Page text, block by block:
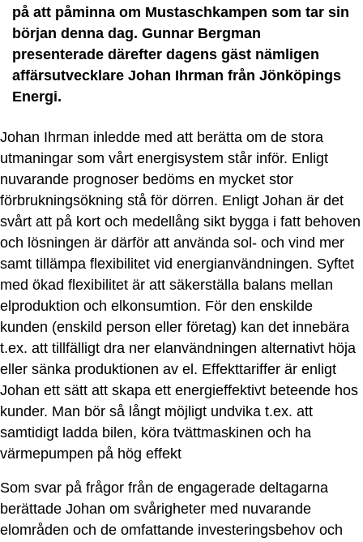
på att påminna om Mustaschkampen som tar sin
början denna dag. Gunnar Bergman
presenterade därefter dagens gäst nämligen
affärsutvecklare Johan Ihrman från Jönköpings
Energi.
Johan Ihrman inledde med att berätta om de stora
utmaningar som vårt energisystem står inför. Enligt
nuvarande prognoser bedöms en mycket stor
förbrukningsökning stå för dörren. Enligt Johan är det
svårt att på kort och medellång sikt bygga i fatt behoven
och lösningen är därför att använda sol- och vind mer
samt tillämpa flexibilitet vid energianvändningen. Syftet
med ökad flexibilitet är att säkerställa balans mellan
elproduktion och elkonsumtion. För den enskilde
kunden (enskild person eller företag) kan det innebära
t.ex. att tillfälligt dra ner elanvändningen alternativt höja
eller sänka produktionen av el. Effekttariffer är enligt
Johan ett sätt att skapa ett energieffektivt beteende hos
kunder. Man bör så långt möjligt undvika t.ex. att
samtidigt ladda bilen, köra tvättmaskinen och ha
värmepumpen på hög effekt
Som svar på frågor från de engagerade deltagarna
berättade Johan om svårigheter med nuvarande
elområden och de omfattande investeringsbehov och